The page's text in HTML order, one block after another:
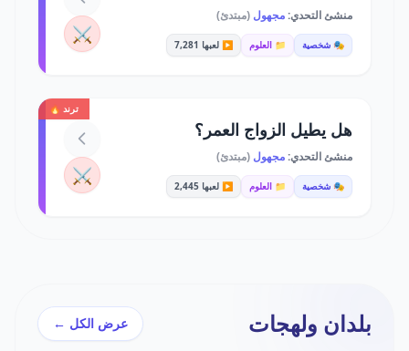
منشئ التحدي:مجهول (مبتدئ)
🎭 شخصية 📁 العلوم ▶️ لعبها 7,281 ⚔️
ترند 🔥
هل يطيل الزواج العمر؟
منشئ التحدي:مجهول (مبتدئ)
🎭 شخصية 📁 العلوم ▶️ لعبها 2,445 ⚔️
بلدان ولهجات عرض الكل ←